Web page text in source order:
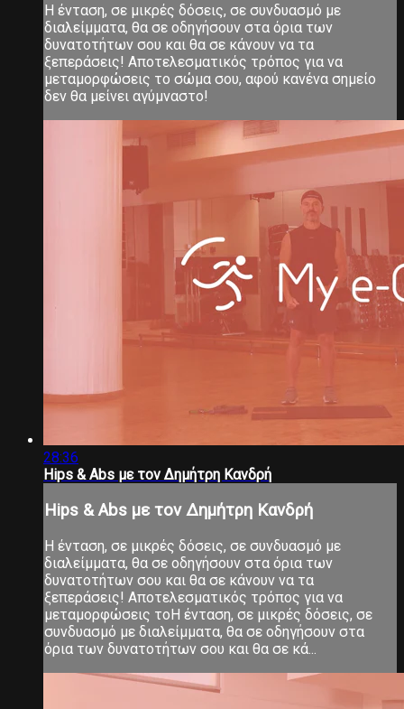
Η ένταση, σε μικρές δόσεις, σε συνδυασμό με
διαλείμματα, θα σε οδηγήσουν στα όρια των
δυνατοτήτων σου και θα σε κάνουν να τα
ξεπεράσεις! Αποτελεσματικός τρόπος για να
μεταμορφώσεις το σώμα σου, αφού κανένα σημείο
δεν θα μείνει αγύμναστο!
28:36
Hips & Abs με τον Δημήτρη Κανδρή
Hips & Abs με τον Δημήτρη Κανδρή
Η ένταση, σε μικρές δόσεις, σε συνδυασμό με
διαλείμματα, θα σε οδηγήσουν στα όρια των
δυνατοτήτων σου και θα σε κάνουν να τα
ξεπεράσεις! Αποτελεσματικός τρόπος για να
μεταμορφώσεις τοΗ ένταση, σε μικρές δόσεις, σε
συνδυασμό με διαλείμματα, θα σε οδηγήσουν στα
όρια των δυνατοτήτων σου και θα σε κά...